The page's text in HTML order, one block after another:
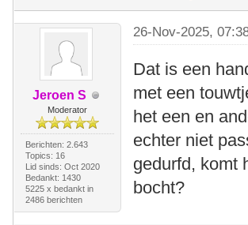
Jeroen S
Moderator
Berichten: 2.643
Topics: 16
Lid sinds: Oct 2020
Bedankt: 1430
5225 x bedankt in
2486 berichten
26-Nov-2025,
Dat is een
met een
het een en
echter niet
gedurfd, komt
bocht?